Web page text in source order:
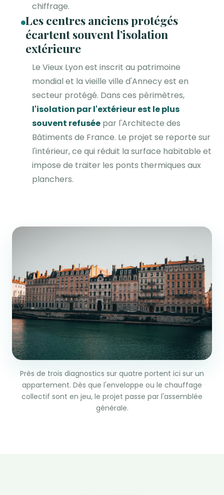
chiffrage.
Les centres anciens protégés
écartent souvent l’isolation
extérieure
Le Vieux Lyon est inscrit au patrimoine
mondial et la vieille ville d'Annecy est en
secteur protégé. Dans ces périmètres,
l'isolation par l'extérieur est le plus
souvent refusée par l'Architecte des
Bâtiments de France. Le projet se reporte sur
l'intérieur, ce qui réduit la surface habitable et
impose de traiter les ponts thermiques aux
planchers.
Près de trois diagnostics sur quatre portent ici sur un
appartement. Dès que l'enveloppe ou le chauffage
collectif sont en jeu, le projet passe par l'assemblée
générale.